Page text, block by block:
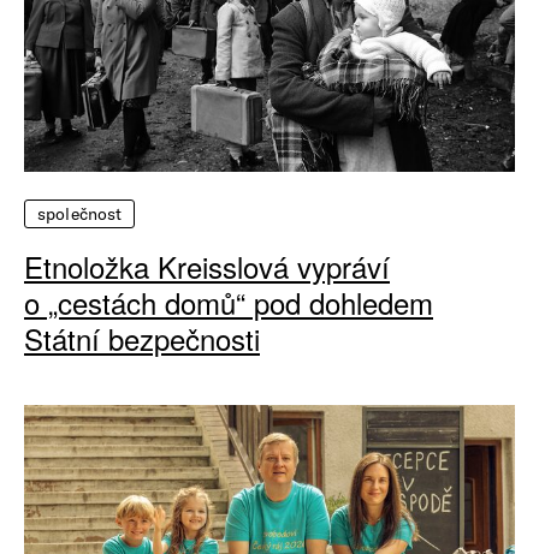
společnost
Etnoložka Kreisslová vypráví
o „cestách domů“ pod dohledem
Státní bezpečnosti